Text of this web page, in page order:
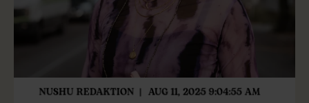
NUSHU REDAKTION AUG 11, 2025 9:04:55 AM